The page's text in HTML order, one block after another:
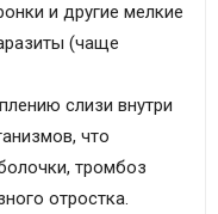
и другие мелкие
(чаще
слизи внутри
что
тромбоз
отростка.